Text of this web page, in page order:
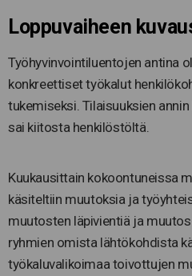
Loppuvaiheen
Työhyvinvointiluentojen antina
konkreettiset työkalut
tukemiseksi. Tilaisuuksien
sai kiitosta henkilöstöltä.
Kuukausittain kokoontuneissa
käsiteltiin muutoksia ja
muutosten läpivientiä ja
ryhmien omista lähtökohdista
työkaluvalikoimaa toivottujen